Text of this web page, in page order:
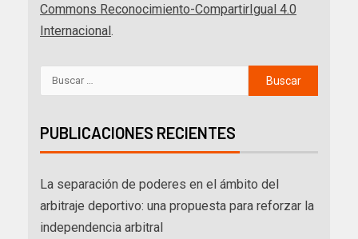
Commons Reconocimiento-CompartirIgual 4.0
Internacional
PUBLICACIONES RECIENTES
La separación de poderes en el ámbito del
arbitraje deportivo: una propuesta para reforzar la
independencia arbitral